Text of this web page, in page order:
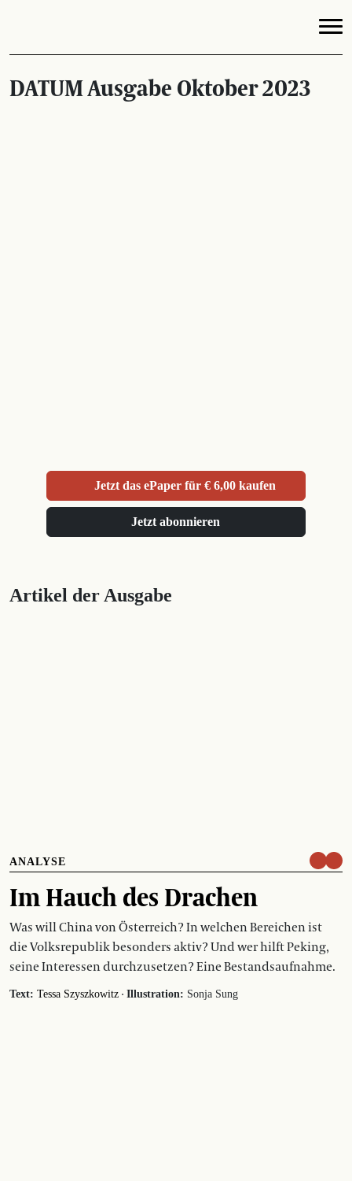
DATUM Ausgabe Oktober 2023
Artikel der Ausgabe
ANALYSE
Im Hauch des Drachen
Was will China von Österreich? In welchen Bereichen ist
die Volksrepublik besonders aktiv? Und wer hilft Peking,
seine Interessen durchzusetzen? Eine Bestandsaufnahme.
Text: Tessa Szyszkowitz · Illustration: Sonja Sung
Jetzt das ePaper für € 6,00 kaufen
Jetzt abonnieren